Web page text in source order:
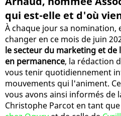
qui est-elle et d'où
À chaque jour sa nomination,
changer en ce mois de juin
le secteur du marketing et
en permanence, la rédaction
vous tenir quotidiennement
mouvements qui l'animent.
vous avons ainsi informés de
Christophe Parcot en tant